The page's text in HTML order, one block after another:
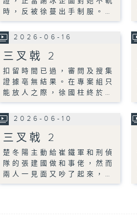
時，反被徐蔓出手制服。…
2026-06-16
三叉戟 2
扣留時間已過，審問及搜集
證據亳無結果。在專案組只
能放人之際，徐國柱終於…
2026-06-10
三叉戟 2
楚冬陽主動給崔鐵軍和刑偵
隊的張建國做和事佬，然而
兩人一見面又吵了起來，…